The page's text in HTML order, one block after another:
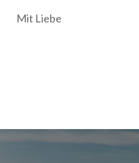
Mit Liebe